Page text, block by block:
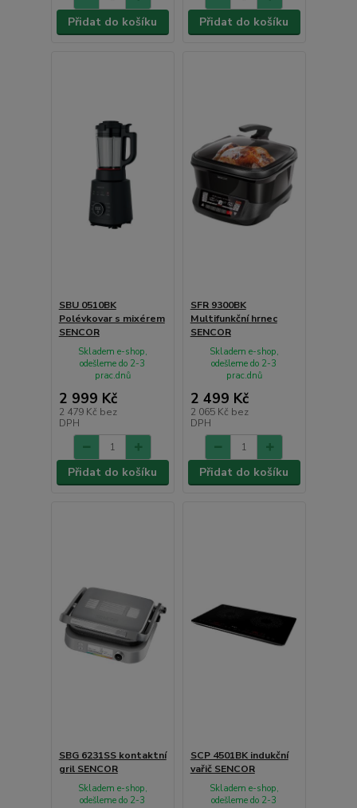
Přidat do košíku Přidat do košíku
SBU 0510BK
Polévkovar s mixérem
SENCOR
2 999 Kč
2 479 Kč bez
DPH
Skladem e-shop,
odešleme do 2-3
prac.dnů
Přidat do košíku
SFR 9300BK
Multifunkční hrnec
SENCOR
2 499 Kč
2 065 Kč bez
DPH
Skladem e-shop,
odešleme do 2-3
prac.dnů
Přidat do košíku
SBG 6231SS kontaktní
gril SENCOR
Skladem e-shop,
odešleme do 2-3
SCP 4501BK indukční
vařič SENCOR
Skladem e-shop,
odešleme do 2-3